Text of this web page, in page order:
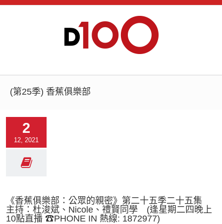
(第25季) 香蕉俱樂部
2
12, 2021
《香蕉俱樂部：公眾的親密》第二十五季二十五集
主持：杜浚斌、Nicole、禮賢同學 (逢星期二四晚上
10點直播 ☎PHONE IN 熱線: 1872977)